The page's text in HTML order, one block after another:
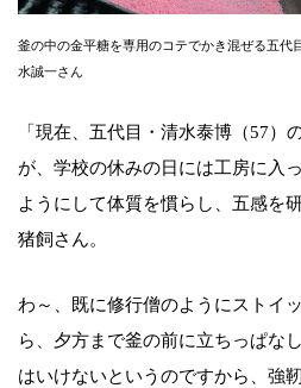
釜の中の金平糖を専用のコテでかき混ぜる五代
水誠一さん
「現在、五代目・清水泰博（57）
が、学校の休みの日には工房に入
ようにして体質を慣らし、五感を
猪飼さん。
わ～、既に修行僧のようにストイ
ら、夕方まで釜の前に立ちっぱな
はいけないというのですから、強